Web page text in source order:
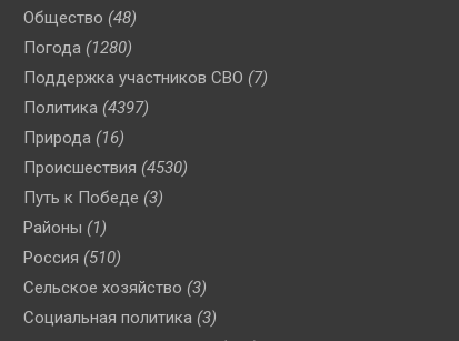
Общество (48)
Погода (1280)
Поддержка участников СВО (7)
Политика (4397)
Природа (16)
Происшествия (4530)
Путь к Победе (3)
Районы (1)
Россия (510)
Сельское хозяйство (3)
Социальная политика (3)